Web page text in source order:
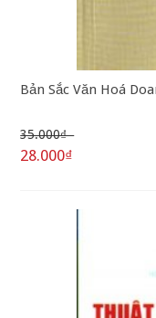
Bản Sắc Văn Hoá
35.000₫
28.000₫